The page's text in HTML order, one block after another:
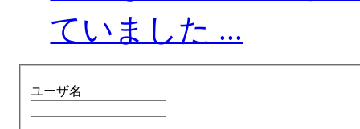
ていました ...
ユーザ名